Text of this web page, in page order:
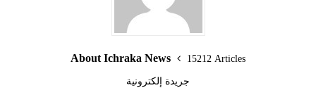
About Ichraka News 15212 Articles
جريدة إلكترونية